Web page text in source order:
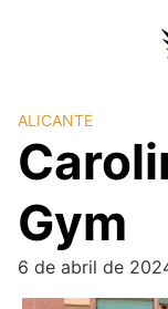
ALICANTE
Gym
6 de abril de